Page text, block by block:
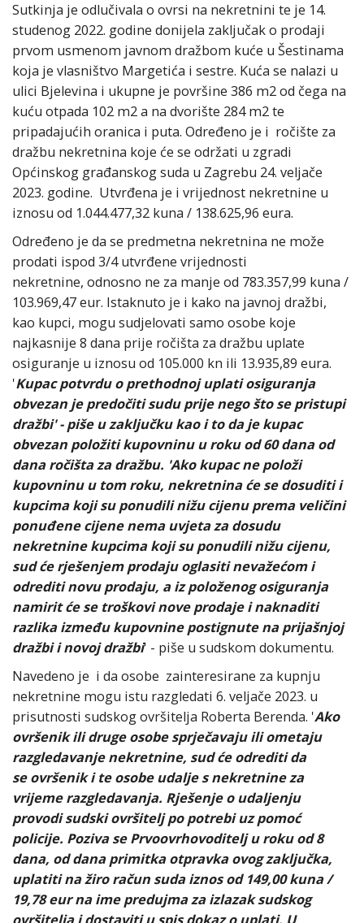
Sutkinja je odlučivala o ovrsi na nekretnini te je 14.
studenog 2022. godine donijela zaključak o prodaji
prvom usmenom javnom dražbom kuće u Šestinama
koja je vlasništvo Margetića i sestre. Kuća se nalazi u
ulici Bjelevina i ukupne je površine 386 m2 od čega na
kuću otpada 102 m2 a na dvorište 284 m2 te
pripadajućih oranica i puta. Određeno je i ročište za
dražbu nekretnina koje će se održati u zgradi
Općinskog građanskog suda u Zagrebu 24. veljače
2023. godine. Utvrđena je i vrijednost nekretnine u
iznosu od 1.044.477,32 kuna / 138.625,96 eura.
Određeno je da se predmetna nekretnina ne može
prodati ispod 3/4 utvrđene vrijednosti
nekretnine, odnosno ne za manje od 783.357,99 kuna /
103.969,47 eur. Istaknuto je i kako na javnoj dražbi,
kao kupci, mogu sudjelovati samo osobe koje
najkasnije 8 dana prije ročišta za dražbu uplate
osiguranje u iznosu od 105.000 kn ili 13.935,89 eura.
'Kupac potvrdu o prethodnoj uplati osiguranja
obvezan je predočiti sudu prije nego što se pristupi
dražbi' - piše u zaključku kao i to da je kupac
obvezan položiti kupovninu u roku od 60 dana od
dana ročišta za dražbu. 'Ako kupac ne položi
kupovninu u tom roku, nekretnina će se dosuditi i
kupcima koji su ponudili nižu cijenu prema veličini
ponuđene cijene nema uvjeta za dosudu
nekretnine kupcima koji su ponudili nižu cijenu,
sud će rješenjem prodaju oglasiti nevažećom i
odrediti novu prodaju, a iz položenog osiguranja
namirit će se troškovi nove prodaje i naknaditi
razlika između kupovnine postignute na prijašnjoj
dražbi i novoj dražbi' - piše u sudskom dokumentu.
Navedeno je i da osobe zainteresirane za kupnju
nekretnine mogu istu razgledati 6. veljače 2023. u
prisutnosti sudskog ovršitelja Roberta Berenda. 'Ako
ovršenik ili druge osobe sprječavaju ili ometaju
razgledavanje nekretnine, sud će odrediti da
se ovršenik i te osobe udalje s nekretnine za
vrijeme razgledavanja. Rješenje o udaljenju
provodi sudski ovršitelj po potrebi uz pomoć
policije. Poziva se Prvoovrhovoditelj u roku od 8
dana, od dana primitka otpravka ovog zaključka,
uplatiti na žiro račun suda iznos od 149,00 kuna /
19,78 eur na ime predujma za izlazak sudskog